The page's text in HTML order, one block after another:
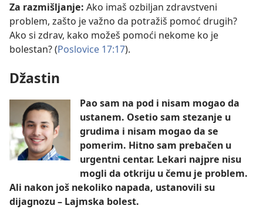
Za razmišljanje: Ako imaš ozbiljan zdravstveni
problem, zašto je važno da potražiš pomoć drugih?
Ako si zdrav, kako možeš pomoći nekome ko je
bolestan? (Poslovice 17:17).
Džastin
Pao sam na pod i nisam mogao da
ustanem. Osetio sam stezanje u
grudima i nisam mogao da se
pomerim. Hitno sam prebačen u
urgentni centar. Lekari najpre nisu
mogli da otkriju u čemu je problem.
Ali nakon još nekoliko napada, ustanovili su
dijagnozu – Lajmska bolest.